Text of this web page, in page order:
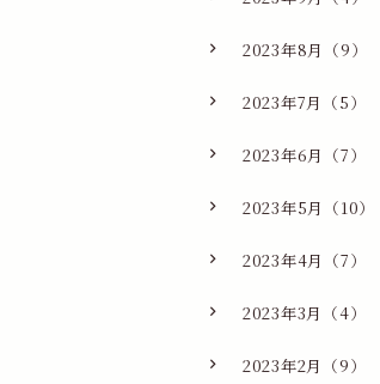
2023年8月（9）
2023年7月（5）
2023年6月（7）
2023年5月（10）
2023年4月（7）
2023年3月（4）
2023年2月（9）